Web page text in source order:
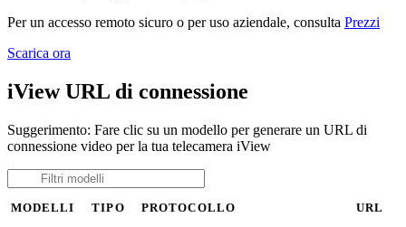
Per un accesso remoto sicuro o per uso aziendale, consulta Prezzi
Scarica ora
iView URL di connessione
Suggerimento: Fare clic su un modello per generare un URL di
connessione video per la tua telecamera iView
MODELLI TIPO PROTOCOLLO URL